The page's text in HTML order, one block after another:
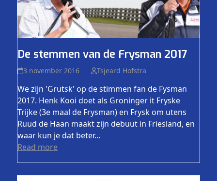
De stemmen van de Frysman 2017
3 november 2016 Tsjeard Hofstra
We zijn 'Grutsk' op de stimmen fan de Fysman
2017. Henk Kooi doet als Groninger it Fryske
Trijke (3e maal de Frysman) en Frysk om utens
Ruud de Haan maakt zijn debuut in Friesland, en
waar kun je dat beter…
Read more